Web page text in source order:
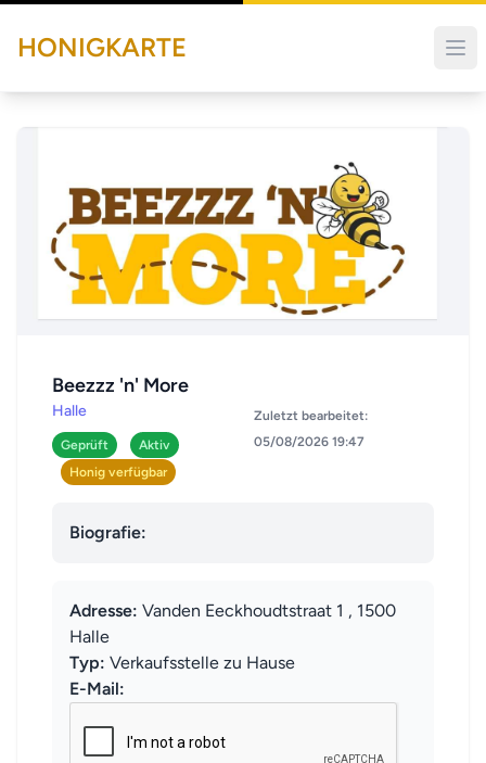
HONIGKARTE
Beezzz 'n' More
Halle
Geprüft
Aktiv
Honig verfügbar
Zuletzt bearbeitet:
05/08/2026 19:47
Biografie:
Adresse: Vanden Eeckhoudtstraat 1 , 1500
Halle
Typ: Verkaufsstelle zu Hause
E-Mail: